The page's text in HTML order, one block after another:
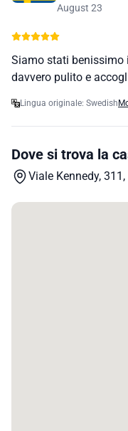
August 23
Siamo stati benissimo
davvero pulito e
Lingua originale: Swedish
Dove si trova la
Viale Kennedy,